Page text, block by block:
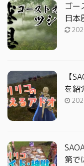
ゴー
日本
【
を紹
第で